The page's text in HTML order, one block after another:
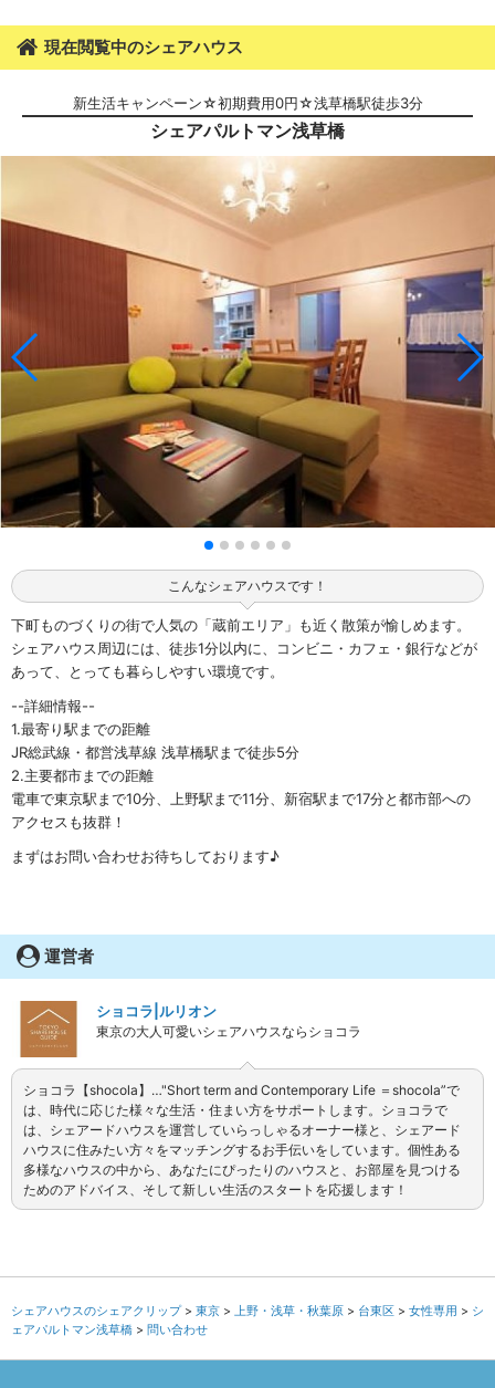
現在閲覧中のシェアハウス
新生活キャンペーン☆初期費用0円☆浅草橋駅徒歩3分
シェアパルトマン浅草橋
こんなシェアハウスです！
下町ものづくりの街で人気の「蔵前エリア」も近く散策が愉しめます。
シェアハウス周辺には、徒歩1分以内に、コンビニ・カフェ・銀行などが
あって、とっても暮らしやすい環境です。
--詳細情報--
1.最寄り駅までの距離
JR総武線・都営浅草線 浅草橋駅まで徒歩5分
2.主要都市までの距離
電車で東京駅まで10分、上野駅まで11分、新宿駅まで17分と都市部への
アクセスも抜群！
まずはお問い合わせお待ちしております♪
運営者
ショコラ|ルリオン
東京の大人可愛いシェアハウスならショコラ
ショコラ【shocola】…"Short term and Contemporary Life ＝shocola”で
は、時代に応じた様々な生活・住まい方をサポートします。ショコラで
は、シェアードハウスを運営していらっしゃるオーナー様と、シェアード
ハウスに住みたい方々をマッチングするお手伝いをしています。個性ある
多様なハウスの中から、あなたにぴったりのハウスと、お部屋を見つける
ためのアドバイス、そして新しい生活のスタートを応援します！
シェアハウスのシェアクリップ 東京 上野・浅草・秋葉原 台東区 女性専用
シ
ェアパルトマン浅草橋
問い合わせ